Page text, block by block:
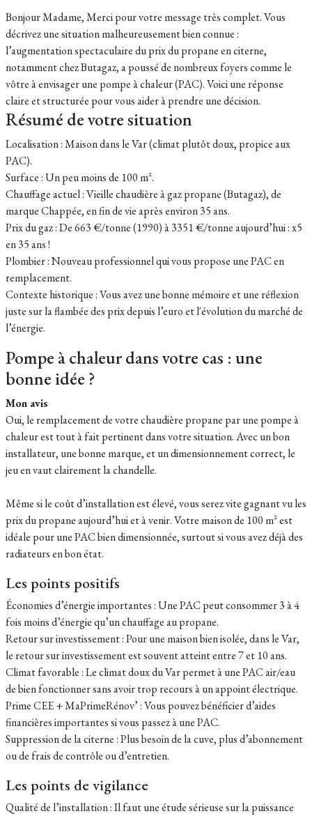
Bonjour Madame, Merci pour votre message très complet. Vous
décrivez une situation malheureusement bien connue :
l’augmentation spectaculaire du prix du propane en citerne,
notamment chez Butagaz, a poussé de nombreux foyers comme le
vôtre à envisager une pompe à chaleur (PAC). Voici une réponse
claire et structurée pour vous aider à prendre une décision.
Résumé de votre situation
Localisation : Maison dans le Var (climat plutôt doux, propice aux
PAC).
Surface : Un peu moins de 100 m².
Chauffage actuel : Vieille chaudière à gaz propane (Butagaz), de
marque Chappée, en fin de vie après environ 35 ans.
Prix du gaz : De 663 €/tonne (1990) à 3351 €/tonne aujourd’hui : x5
en 35 ans !
Plombier : Nouveau professionnel qui vous propose une PAC en
remplacement.
Contexte historique : Vous avez une bonne mémoire et une réflexion
juste sur la flambée des prix depuis l’euro et l'évolution du marché de
l’énergie.
Pompe à chaleur dans votre cas : une
bonne idée ?
Mon avis
Oui, le remplacement de votre chaudière propane par une pompe à
chaleur est tout à fait pertinent dans votre situation. Avec un bon
installateur, une bonne marque, et un dimensionnement correct, le
jeu en vaut clairement la chandelle.
Même si le coût d’installation est élevé, vous serez vite gagnant vu les
prix du propane aujourd’hui et à venir. Votre maison de 100 m² est
idéale pour une PAC bien dimensionnée, surtout si vous avez déjà des
radiateurs en bon état.
Les points positifs
Économies d’énergie importantes : Une PAC peut consommer 3 à 4
fois moins d’énergie qu’un chauffage au propane.
Retour sur investissement : Pour une maison bien isolée, dans le Var,
le retour sur investissement est souvent atteint entre 7 et 10 ans.
Climat favorable : Le climat doux du Var permet à une PAC air/eau
de bien fonctionner sans avoir trop recours à un appoint électrique.
Prime CEE + MaPrimeRénov’ : Vous pouvez bénéficier d’aides
financières importantes si vous passez à une PAC.
Suppression de la citerne : Plus besoin de la cuve, plus d’abonnement
ou de frais de contrôle ou d’entretien.
Les points de vigilance
Qualité de l’installation : Il faut une étude sérieuse sur la puissance